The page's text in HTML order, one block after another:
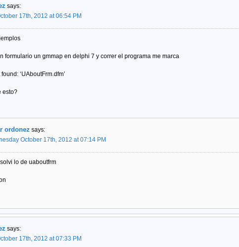
says:
17th, 2012 at 06:54 PM
formulario un gmmap en delphi 7 y correr el programa me marca
‘UAboutFrm.dfm’
esto?
ordonez says:
October 17th, 2012 at 07:14 PM
lo de uaboutfrm
says:
17th, 2012 at 07:33 PM